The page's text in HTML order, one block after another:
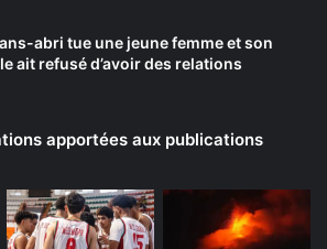
abri tue une jeune femme et son
ait refusé d’avoir des relations
apportées aux publications